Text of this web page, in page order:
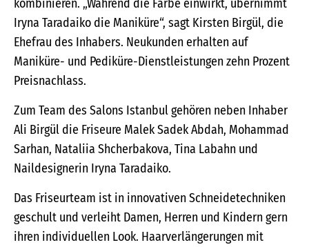
kombinieren. „Während die Farbe einwirkt, übernimmt
Iryna Taradaiko die Maniküre“, sagt Kirsten Birgül, die
Ehefrau des Inhabers. Neukunden erhalten auf
Maniküre- und Pediküre-Dienstleistungen zehn Prozent
Preisnachlass.
Zum Team des Salons Istanbul gehören neben Inhaber
Ali Birgül die Friseure Malek Sadek Abdah, Mohammad
Sarhan, Nataliia Shcherbakova, Tina Labahn und
Naildesignerin Iryna Taradaiko.
Das Friseurteam ist in innovativen Schneidetechniken
geschult und verleiht Damen, Herren und Kindern gern
ihren individuellen Look. Haarverlängerungen mit